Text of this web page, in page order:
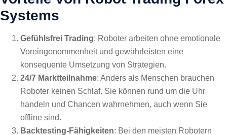
Systems
Gefühlsfrei Trading: Roboter arbeiten ohne emotionale
Voreingenommenheit und gewährleisten eine
konsequente Umsetzung von Strategien.
24/7 Marktteilnahme: Anders als Menschen brauchen
Roboter keinen Schlaf. Sie können rund um die Uhr
handeln und Chancen wahrnehmen, auch wenn Sie
offline sind.
Backtesting-Fähigkeiten: Bei den meisten Robotern